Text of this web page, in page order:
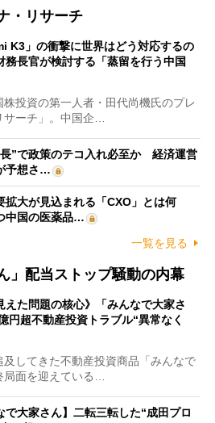
・リサーチ
K3」の衝撃に世界はどう対応するの
長官が検討する「蒸留を行う中国
投資の第一人者・田代尚機氏のプレ
サーチ」。中国企…
”で政策のテコ入れ必至か 経済運営
予想さ…
拡大が見込まれる「CXO」とは何
中国の医薬品…
一覧を見る
」配当ストップ騒動の内幕
えた問題の核心》「みんなで大家さ
円超不動産投資トラブル“異常なく
してきた不動産投資商品「みんなで
面を迎えている…
で大家さん】二転三転した“成田プロ